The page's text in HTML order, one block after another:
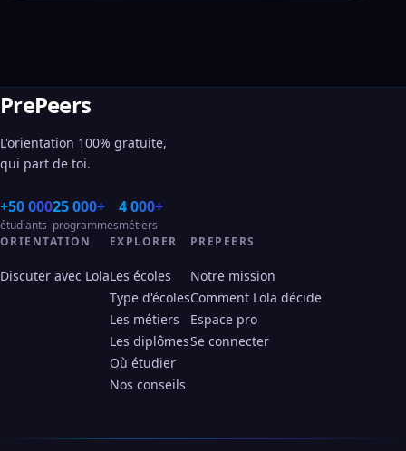
PrePeers
L'orientation 100% gratuite,
qui part de toi.
+50 000
étudiants
25 000+
programmes
4 000+
métiers
ORIENTATION
Discuter avec Lola
EXPLORER
Les écoles
Type d'écoles
Les métiers
Les diplômes
Où étudier
Nos conseils
PREPEERS
Notre mission
Comment Lola décide
Espace pro
Se connecter